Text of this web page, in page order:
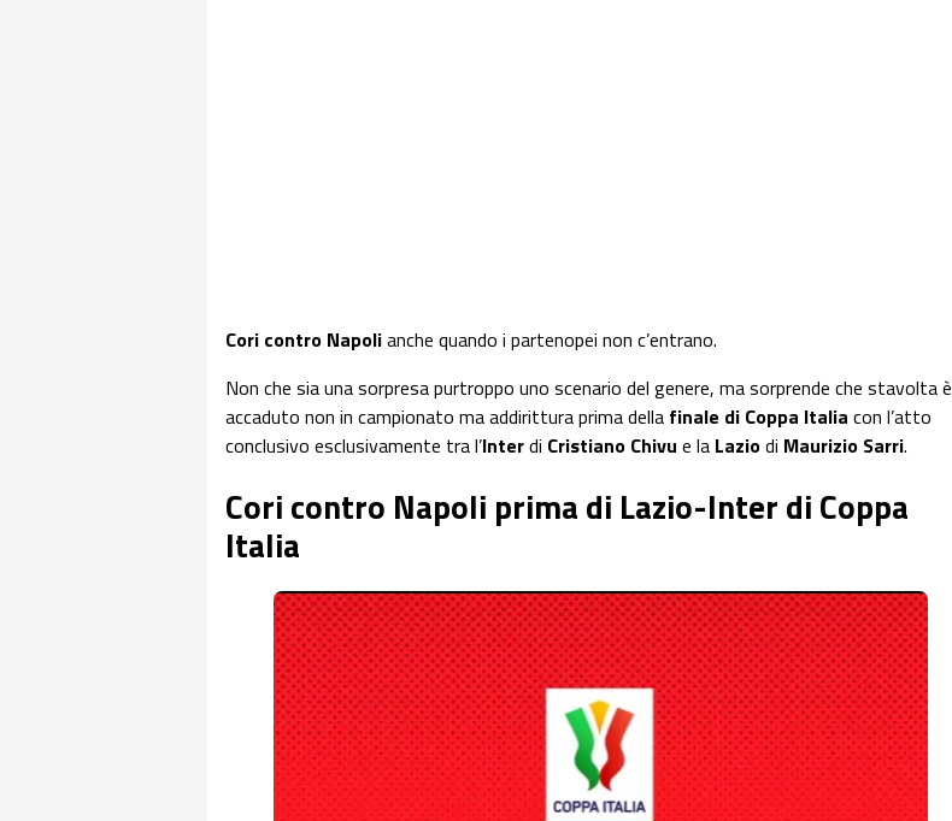
Cori contro Napolianche quando i partenopei non c’entrano.
Non che sia una sorpresa purtroppo uno scenario del genere, ma sorprende che stavolta è
accaduto non in campionato ma addirittura prima della finale di Coppa Italia con l’atto
conclusivo esclusivamente tra l’Interdi Cristiano Chivu e la Laziodi Maurizio Sarri.
Cori contro Napoli prima di Lazio-Inter di Coppa
Italia